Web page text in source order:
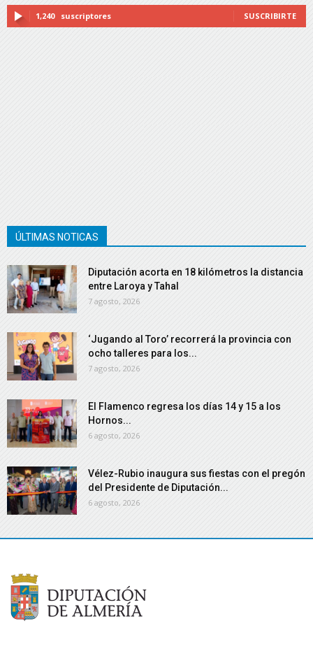
1,240 suscriptores SUSCRIBIRTE
ÚLTIMAS NOTICAS
Diputación acorta en 18 kilómetros la distancia
entre Laroya y Tahal
7 agosto, 2026
‘Jugando al Toro’ recorrerá la provincia con
ocho talleres para los...
7 agosto, 2026
El Flamenco regresa los días 14 y 15 a los
Hornos...
6 agosto, 2026
Vélez-Rubio inaugura sus fiestas con el pregón
del Presidente de Diputación...
6 agosto, 2026